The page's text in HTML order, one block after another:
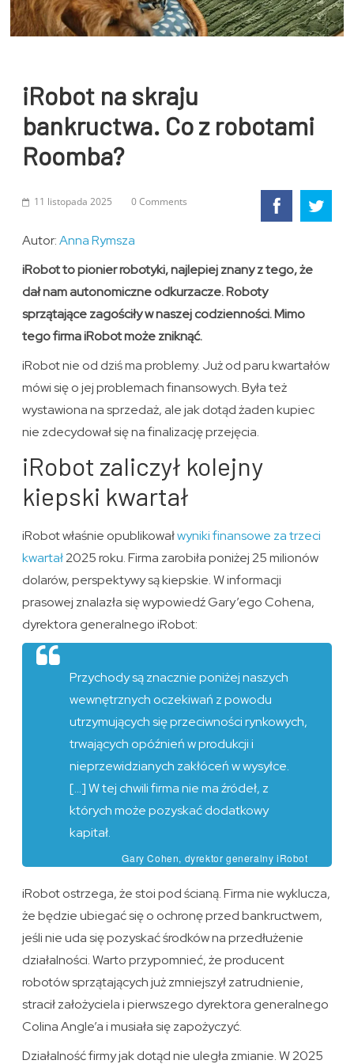
iRobot na skraju
bankructwa. Co z robotami
Roomba?
11 listopada 2025 0 Comments
Autor:Anna Rymsza
iRobot to pionier robotyki, najlepiej znany z tego, że
dał nam autonomiczne odkurzacze. Roboty
sprzątające zagościły w naszej codzienności. Mimo
tego firma iRobot może zniknąć.
iRobot nie od dziś ma problemy. Już od paru kwartałów
mówi się o jej problemach finansowych. Była też
wystawiona na sprzedaż, ale jak dotąd żaden kupiec
nie zdecydował się na finalizację przejęcia.
iRobot zaliczył kolejny
kiepski kwartał
iRobot właśnie opublikowałwyniki finansowe za trzeci
kwartał2025 roku. Firma zarobiła poniżej 25 milionów
dolarów, perspektywy są kiepskie. W informacji
prasowej znalazła się wypowiedź Gary’ego Cohena,
dyrektora generalnego iRobot:
Przychody są znacznie poniżej naszych
wewnętrznych oczekiwań z powodu
utrzymujących się przeciwności rynkowych,
trwających opóźnień w produkcji i
nieprzewidzianych zakłóceń w wysyłce.
[…] W tej chwili firma nie ma źródeł, z
których może pozyskać dodatkowy
kapitał.
Gary Cohen, dyrektor generalny iRobot
iRobot ostrzega, że stoi pod ścianą. Firma nie wyklucza,
że będzie ubiegać się o ochronę przed bankructwem,
jeśli nie uda się pozyskać środków na przedłużenie
działalności. Warto przypomnieć, że producent
robotów sprzątających już zmniejszył zatrudnienie,
stracił założyciela i pierwszego dyrektora generalnego
Colina Angle’a i musiała się zapożyczyć.
Działalność firmy jak dotąd nie uległa zmianie. W 2025